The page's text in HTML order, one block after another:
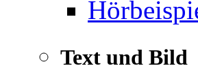
Text und Bild